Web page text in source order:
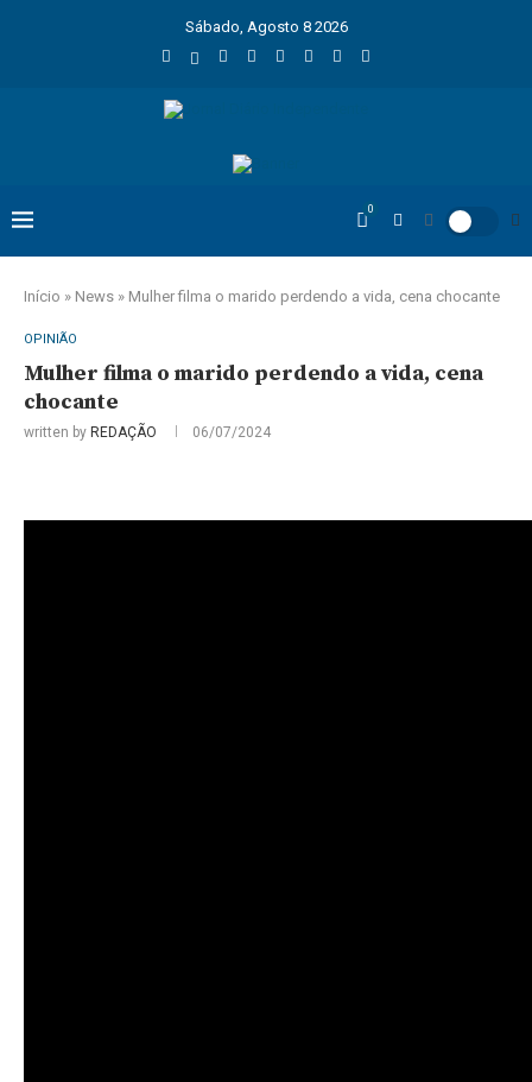
Sábado, Agosto 8 2026
0
Início » News » Mulher filma o marido perdendo a vida, cena chocante
OPINIÃO
Mulher filma o marido perdendo a vida, cena
chocante
written by REDAÇÃO 06/07/2024